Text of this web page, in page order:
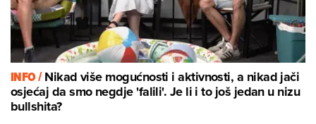
INFO /Nikad više mogućnosti i aktivnosti, a nikad jači
osjećaj da smo negdje 'falili'. Je li i to još jedan u nizu
bullshita?